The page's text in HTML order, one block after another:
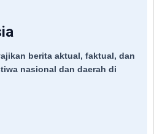
berita aktual, faktual, dan
nasional dan daerah di